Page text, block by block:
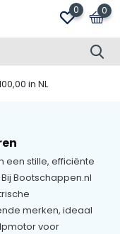
0 0
in NL
een stille, efficiënte
Bootschappen.nl
merken, ideaal
voor